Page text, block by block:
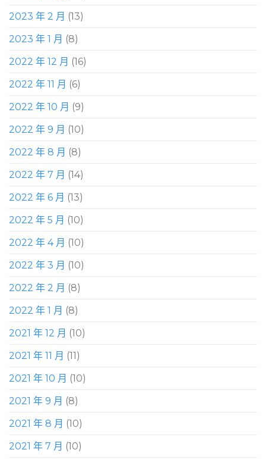
2023 年 2 月 (13)
2023 年 1 月 (8)
2022 年 12 月 (16)
2022 年 11 月 (6)
2022 年 10 月 (9)
2022 年 9 月 (10)
2022 年 8 月 (8)
2022 年 7 月 (14)
2022 年 6 月 (13)
2022 年 5 月 (10)
2022 年 4 月 (10)
2022 年 3 月 (10)
2022 年 2 月 (8)
2022 年 1 月 (8)
2021 年 12 月 (10)
2021 年 11 月 (11)
2021 年 10 月 (10)
2021 年 9 月 (8)
2021 年 8 月 (10)
2021 年 7 月 (10)